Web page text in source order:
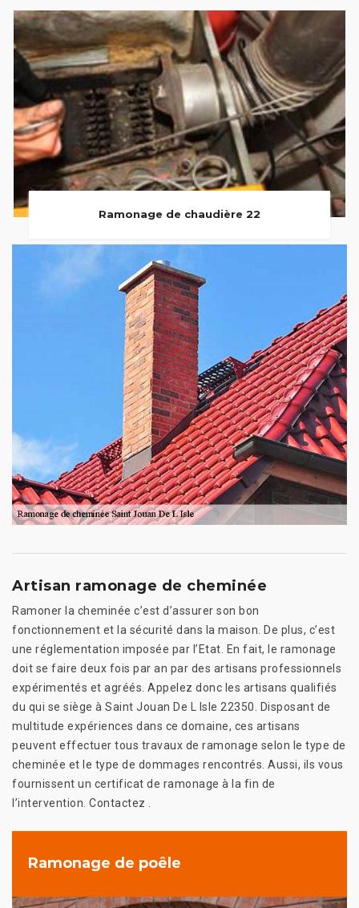
Ramonage de chaudière 22
Artisan ramonage de cheminée
Ramoner la cheminée c’est d’assurer son bon
fonctionnement et la sécurité dans la maison. De plus, c’est
une réglementation imposée par l’Etat. En fait, le ramonage
doit se faire deux fois par an par des artisans professionnels
expérimentés et agréés. Appelez donc les artisans qualifiés
du qui se siège à Saint Jouan De L Isle 22350. Disposant de
multitude expériences dans ce domaine, ces artisans
peuvent effectuer tous travaux de ramonage selon le type de
cheminée et le type de dommages rencontrés. Aussi, ils vous
fournissent un certificat de ramonage à la fin de
l’intervention. Contactez .
Ramonage de poêle